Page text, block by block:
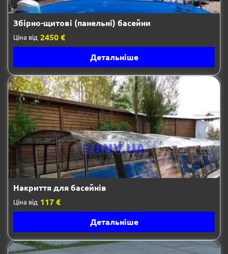
Збірно-щитові (панельні) басейни
Ціна від 2450 €
Детальніше
Накриття для басейнів
Ціна від 117 €
Детальніше